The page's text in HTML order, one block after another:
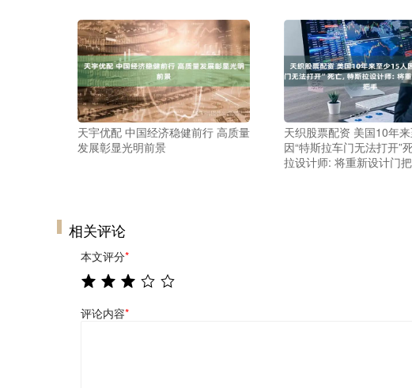
天宇优配 中国经济稳健前行 高质量
发展彰显光明前景
天织股票配资 美国10年
因“特斯拉车门无法打开”
拉设计师: 将重新设计门
相关评论
本文评分*
评论内容*